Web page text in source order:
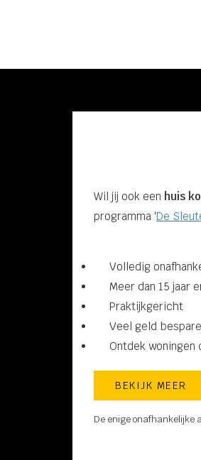
Wil jij ook een huis
programma 'De
Volledig
Meer dan 15 jaar
Praktijkgericht
Veel geld
Ontdek woningen
BEKIJK MEER
De enige onafhankelijke